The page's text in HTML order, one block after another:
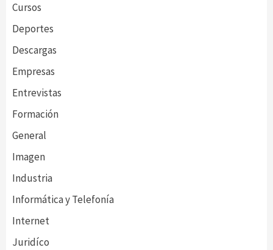
Cursos
Deportes
Descargas
Empresas
Entrevistas
Formación
General
Imagen
Industria
Informática y Telefonía
Internet
Juridíco